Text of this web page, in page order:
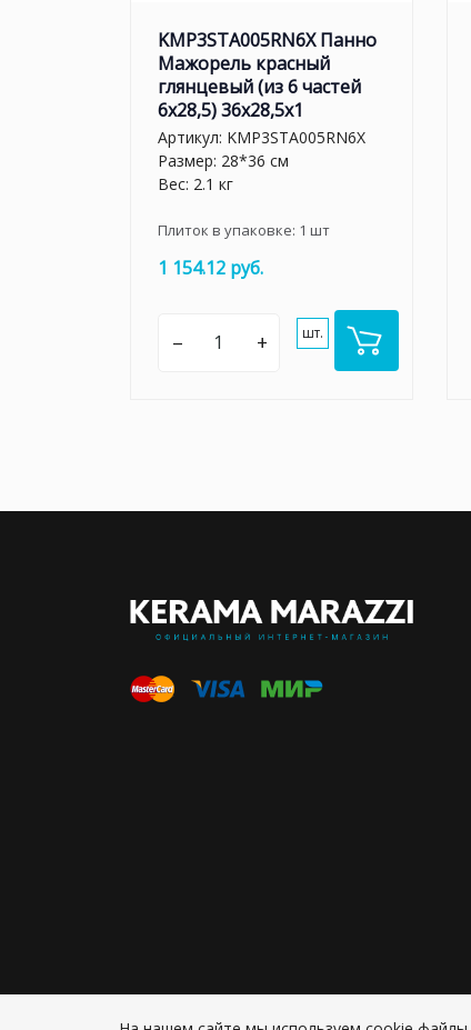
KMP3STA005RN6X Панно
Мажорель красный
глянцевый (из 6 частей
6х28,5) 36x28,5x1
Артикул: KMP3STA005RN6X
Размер: 28*36 см
Вес: 2.1 кг
Плиток в упаковке: 1 шт
1 154.12 руб.
– + шт.